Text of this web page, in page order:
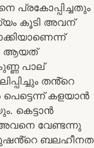
പ്രകോപ്പിച്ചതും
കൂടി അവന്
ആയത്
പാല്
തൻ്റെ
കളയാൻ
കെട്ടാൻ
വേണ്ടന്നു
പുരുഷൻ്റെ ബലഹീനത